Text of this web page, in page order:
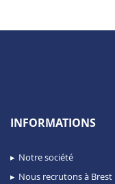
INFORMATIONS
Notre société
Nous recrutons à Brest